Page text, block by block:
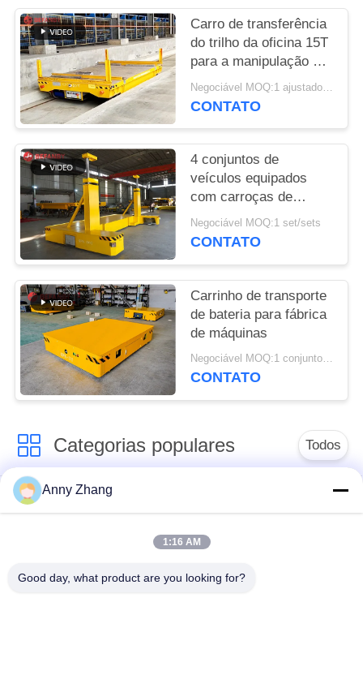
PRIVACY
POLICY
Carro de transferência
do trilho da oficina 15T
para a manipulação da
tubulação de aço
Negociável MOQ:1 ajustado/grupos
CONTATO
4 conjuntos de
veículos equipados
com carroças de
transporte ferroviário
personalizadas
Negociável MOQ:1 set/sets
CONTATO
Carrinho de transporte
de bateria para fábrica
de máquinas
Negociável MOQ:1 conjunto/conjuntos
CONTATO
Categorias populares Todos
carro de
transferência da
carro trackless de
carro de
Anny Zhang
1:16 AM
Good day, what product are you looking for?